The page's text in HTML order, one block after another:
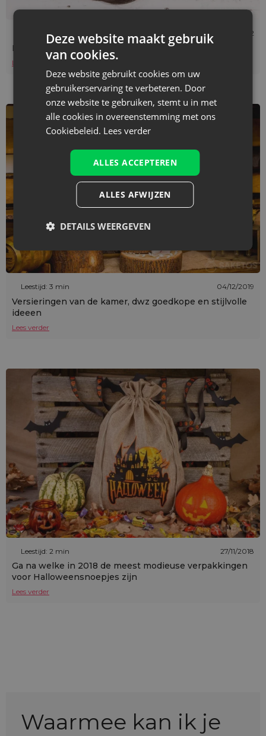
Leestijd: 4 min 22/04/2022
Hoe bewaar ik mijn haaraccessoires thuis en op reis?
Lees verder
Leestijd: 3 min 04/12/2019
Versieringen van de kamer, dwz goedkope en stijlvolle
ideeen
Lees verder
Leestijd: 2 min 27/11/2018
Ga na welke in 2018 de meest modieuse verpakkingen
voor Halloweensnoepjes zijn
Lees verder
Waarmee kan ik je
Deze website maakt gebruik
van cookies.
Deze website gebruikt cookies om uw
gebruikerservaring te verbeteren. Door
onze website te gebruiken, stemt u in met
alle cookies in overeenstemming met ons
Cookiebeleid. Lees verder
ALLES ACCEPTEREN
ALLES AFWIJZEN
DETAILS WEERGEVEN